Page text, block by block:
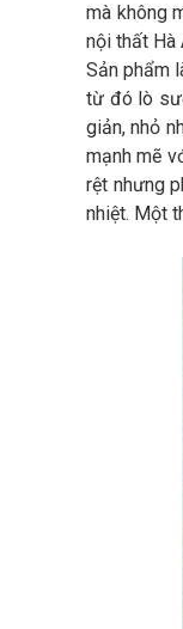
mà không
nội thất Hà
Sản phẩm
từ đó lò
giản, nhỏ
mạnh mẽ
rệt nhưng
nhiệt. Một